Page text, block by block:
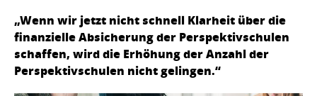
„Wenn wir jetzt nicht schnell Klarheit über die
finanzielle Absicherung der Perspektivschulen
schaffen, wird die Erhöhung der Anzahl der
Perspektivschulen nicht gelingen.“